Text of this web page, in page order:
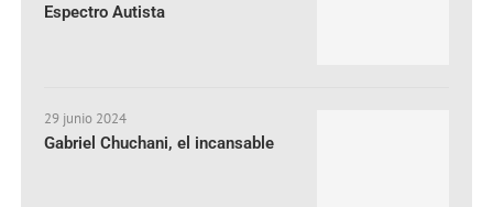
Espectro Autista
29 junio 2024
Gabriel Chuchani, el incansable